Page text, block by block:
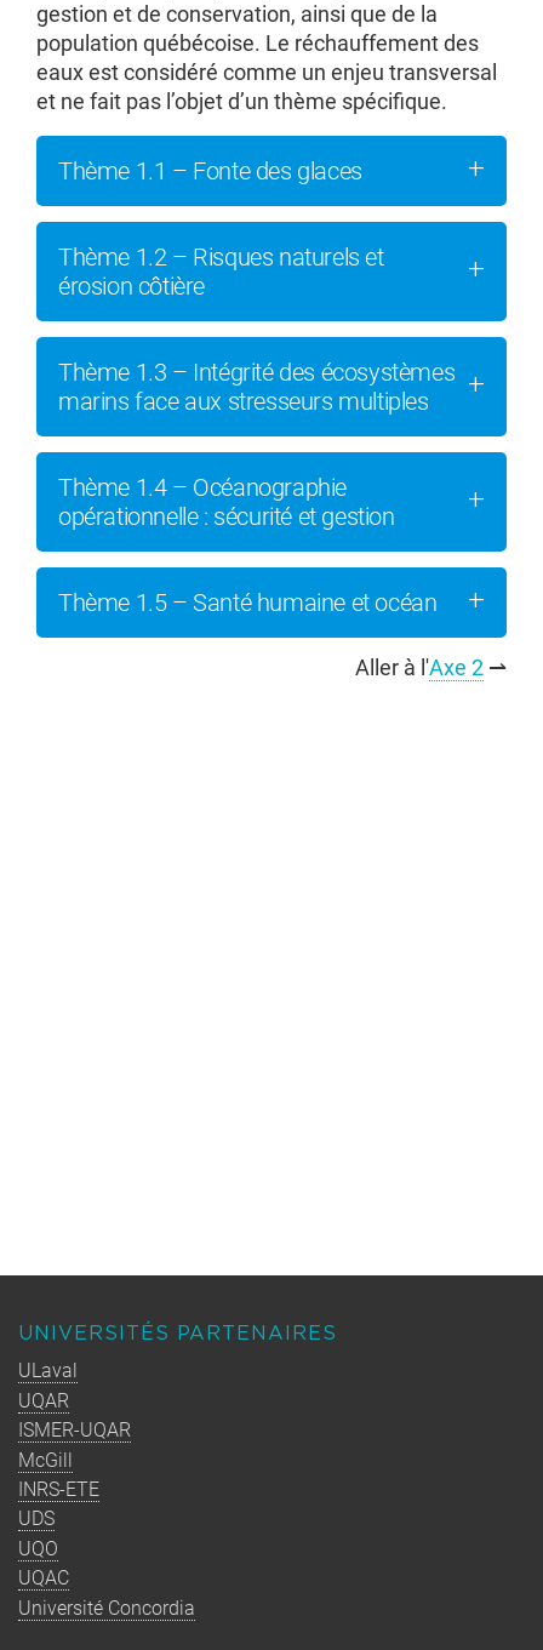
gestion et de conservation, ainsi que de la
population québécoise. Le réchauffement des
eaux est considéré comme un enjeu transversal
et ne fait pas l’objet d’un thème spécifique.
Thème 1.1 – Fonte des glaces
Thème 1.2 – Risques naturels et
érosion côtière
Thème 1.3 – Intégrité des écosystèmes
marins face aux stresseurs multiples
Thème 1.4 – Océanographie
opérationnelle : sécurité et gestion
Thème 1.5 – Santé humaine et océan
Aller à l'Axe 2 ⇀
UNIVERSITÉS PARTENAIRES
ULaval
UQAR
ISMER-UQAR
McGill
INRS-ETE
UDS
UQO
UQAC
Université Concordia